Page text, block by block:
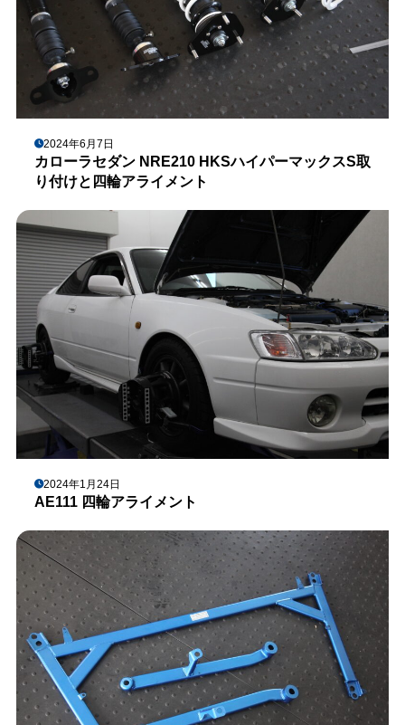
2024年6月7日
カローラセダン NRE210 HKSハイパーマックスS取
り付けと四輪アライメント
2024年1月24日
AE111 四輪アライメント